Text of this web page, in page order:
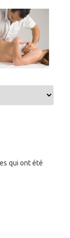
qui ont été